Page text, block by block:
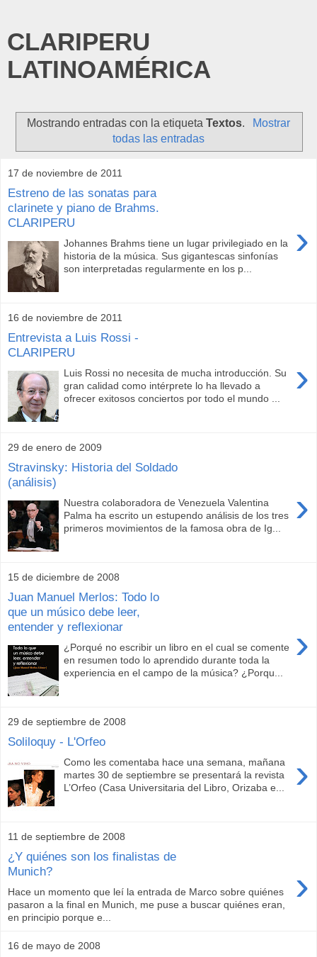
CLARIPERU
LATINOAMÉRICA
Mostrando entradas con la etiquetaTextos.
Mostrar
todas las entradas
17 de noviembre de 2011
Estreno de las sonatas para
clarinete y piano de Brahms.
CLARIPERU
›
Johannes Brahms tiene un lugar privilegiado en la
historia de la música. Sus gigantescas sinfonías
son interpretadas regularmente en los p...
16 de noviembre de 2011
Entrevista a Luis Rossi -
CLARIPERU
›
Luis Rossi no necesita de mucha introducción. Su
gran calidad como intérprete lo ha llevado a
ofrecer exitosos conciertos por todo el mundo ...
29 de enero de 2009
Stravinsky: Historia del Soldado
(análisis)
›
Nuestra colaboradora de Venezuela Valentina
Palma ha escrito un estupendo análisis de los tres
primeros movimientos de la famosa obra de Ig...
15 de diciembre de 2008
Juan Manuel Merlos: Todo lo
que un músico debe leer,
entender y reflexionar
›
¿Porqué no escribir un libro en el cual se comente
en resumen todo lo aprendido durante toda la
experiencia en el campo de la música? ¿Porqu...
29 de septiembre de 2008
Soliloquy - L'Orfeo
›
Como les comentaba hace una semana, mañana
martes 30 de septiembre se presentará la revista
L’Orfeo (Casa Universitaria del Libro, Orizaba e...
11 de septiembre de 2008
¿Y quiénes son los finalistas de
Munich?
›
Hace un momento que leí la entrada de Marco sobre quiénes
pasaron a la final en Munich, me puse a buscar quiénes eran,
en principio porque e...
16 de mayo de 2008